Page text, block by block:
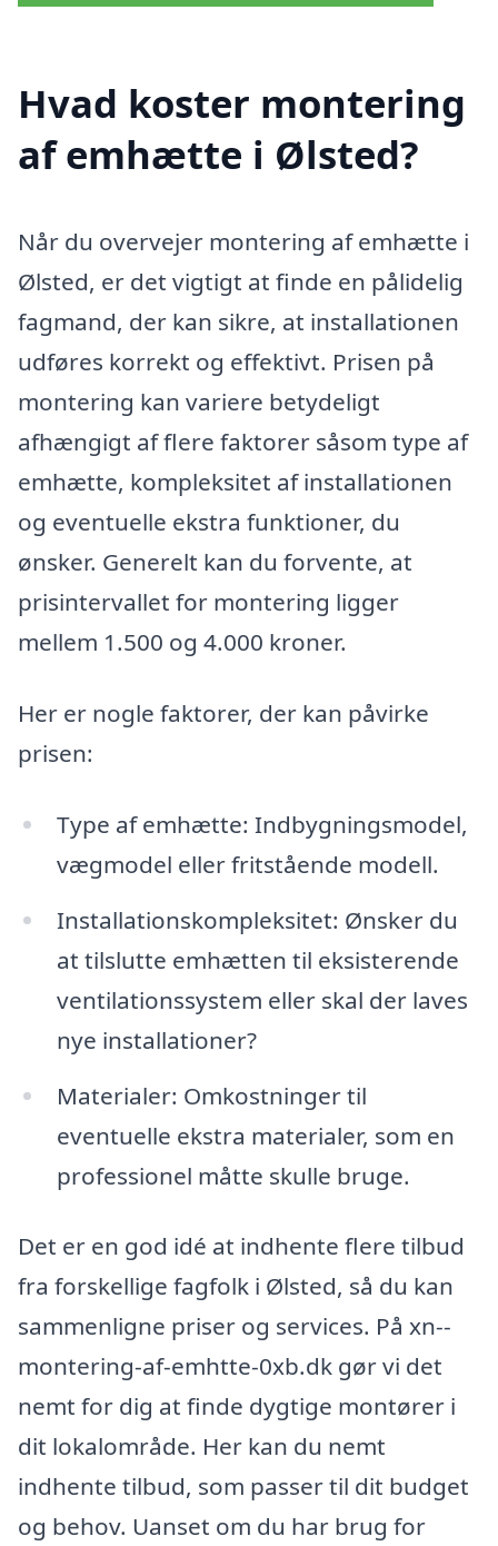
Hvad koster montering
af emhætte i Ølsted?
Når du overvejer montering af emhætte i
Ølsted, er det vigtigt at finde en pålidelig
fagmand, der kan sikre, at installationen
udføres korrekt og effektivt. Prisen på
montering kan variere betydeligt
afhængigt af flere faktorer såsom type af
emhætte, kompleksitet af installationen
og eventuelle ekstra funktioner, du
ønsker. Generelt kan du forvente, at
prisintervallet for montering ligger
mellem 1.500 og 4.000 kroner.
Her er nogle faktorer, der kan påvirke
prisen:
Type af emhætte: Indbygningsmodel,
vægmodel eller fritstående modell.
Installationskompleksitet: Ønsker du
at tilslutte emhætten til eksisterende
ventilationssystem eller skal der laves
nye installationer?
Materialer: Omkostninger til
eventuelle ekstra materialer, som en
professionel måtte skulle bruge.
Det er en god idé at indhente flere tilbud
fra forskellige fagfolk i Ølsted, så du kan
sammenligne priser og services. På xn--
montering-af-emhtte-0xb.dk gør vi det
nemt for dig at finde dygtige montører i
dit lokalområde. Her kan du nemt
indhente tilbud, som passer til dit budget
og behov. Uanset om du har brug for